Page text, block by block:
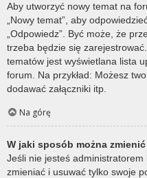
Aby utworzyć nowy temat na
„Nowy temat”, aby
„Odpowiedz”. Być może, że
trzeba będzie się
tematów jest wyświetlana lista
forum. Na przykład: Możesz
dodawać załączniki itp.
Na górę
W jaki sposób można
Jeśli nie jesteś
zmieniać i usuwać tylko swoje